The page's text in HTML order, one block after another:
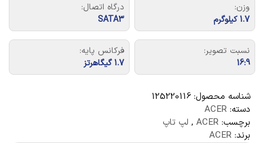
وزن:
1.7 کیلوگرم
درگاه اتصال:
SATA3
نسبت تصویر:
16:9
فرکانس پایه:
1.7 گیگاهرتز
شناسه محصول: 125220116
دسته: ACER
برچسب: ACER
, لپ تاپ
برند: ACER